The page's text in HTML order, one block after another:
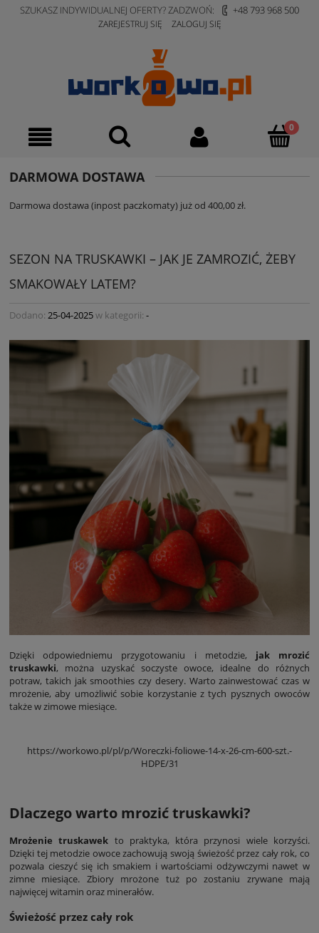
SZUKASZ INDYWIDUALNEJ OFERTY? ZADZWOŃ: +48 793 968 500
ZAREJESTRUJ SIĘ ZALOGUJ SIĘ
DARMOWA DOSTAWA
Darmowa dostawa (inpost paczkomaty) już od 400,00 zł.
SEZON NA TRUSKAWKI – JAK JE ZAMROZIĆ, ŻEBY
SMAKOWAŁY LATEM?
Dodano: 25-04-2025w kategorii: -
Dzięki odpowiedniemu przygotowaniu i metodzie, jak mrozić
truskawki, można uzyskać soczyste owoce, idealne do różnych
potraw, takich jak smoothies czy desery. Warto zainwestować czas w
mrożenie, aby umożliwić sobie korzystanie z tych pysznych owoców
także w zimowe miesiące.
https://workowo.pl/pl/p/Woreczki-foliowe-14-x-26-cm-600-szt.-
HDPE/31
Dlaczego warto mrozić truskawki?
Mrożenie truskawek to praktyka, która przynosi wiele korzyści.
Dzięki tej metodzie owoce zachowują swoją świeżość przez cały rok, co
pozwala cieszyć się ich smakiem i wartościami odżywczymi nawet w
zimne miesiące. Zbiory mrożone tuż po zostaniu zrywane mają
najwięcej witamin oraz minerałów.
Świeżość przez cały rok